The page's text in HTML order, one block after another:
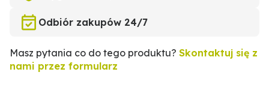
Odbiór zakupów 24/7
Masz pytania co do tego produktu? Skontaktuj się z
nami przez formularz